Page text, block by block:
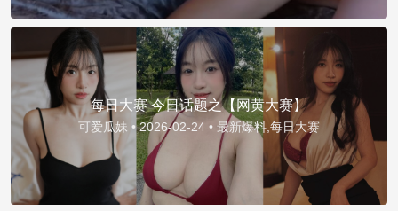
每日大赛 今日话题之【网黄大赛】
可爱瓜妹 •2026-02-24 • 最新爆料,每日大赛